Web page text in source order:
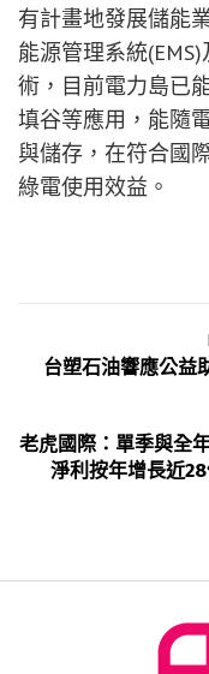
有計畫地發展儲能
能源管理系統
術，目前電力島已
填谷等應用，能隨
與儲存，在符合國
綠電使用效益。
台塑石油響應公益
老虎國際：單季與全
淨利按年增長近